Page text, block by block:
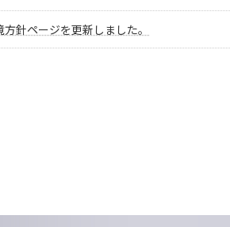
針ページを更新しました。